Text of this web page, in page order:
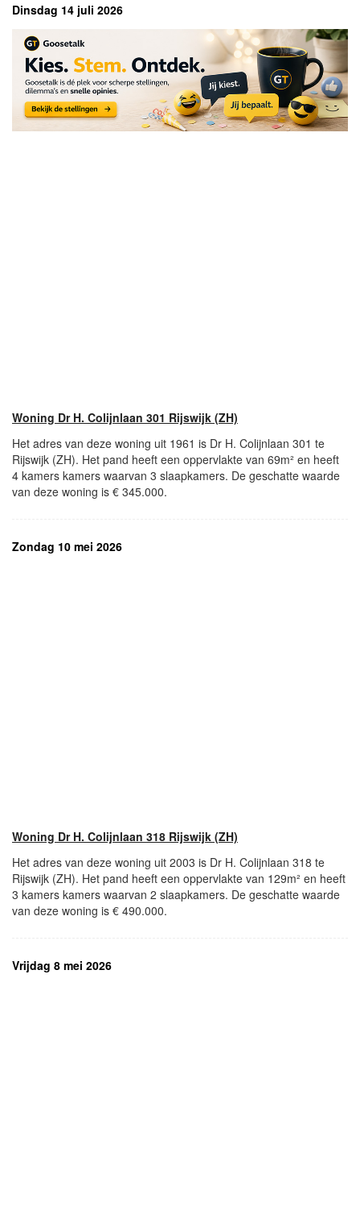
Dinsdag 14 juli 2026
Woning Dr H. Colijnlaan 301 Rijswijk (ZH)
Het adres van deze woning uit 1961 is Dr H. Colijnlaan 301 te
Rijswijk (ZH). Het pand heeft een oppervlakte van 69m² en heeft
4 kamers kamers waarvan 3 slaapkamers. De geschatte waarde
van deze woning is € 345.000.
Zondag 10 mei 2026
Woning Dr H. Colijnlaan 318 Rijswijk (ZH)
Het adres van deze woning uit 2003 is Dr H. Colijnlaan 318 te
Rijswijk (ZH). Het pand heeft een oppervlakte van 129m² en heeft
3 kamers kamers waarvan 2 slaapkamers. De geschatte waarde
van deze woning is € 490.000.
Vrijdag 8 mei 2026